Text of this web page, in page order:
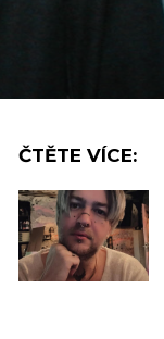
ČTĚTE VÍCE: